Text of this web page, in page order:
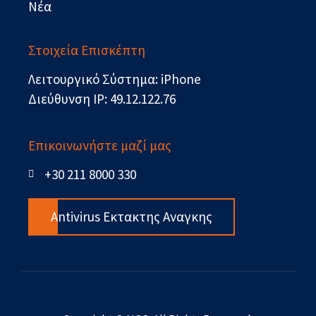
Νέα
Στοιχεία Επισκέπτη
Λειτουργικό Σύστημα: iPhone
Διεύθυνση IP: 49.12.122.76
Επικοινωνήστε μαζί μας
+30 211 8000 330
Antivirus Εκτακτης Αναγκης